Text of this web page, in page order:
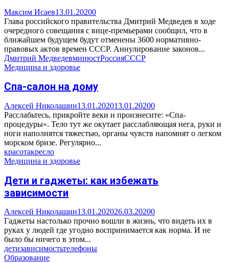
Максим Исаев13.01.20200
Глава российского правительства Дмитрий Медведев в ходе
очередного совещания с вице-премьерами сообщил, что в
ближайшем будущем будут отменены 3600 нормативно-
правовых актов времен СССР. Аннулирование законов...
Дмитрий МедведевминюстРоссияСССР
Медицина и здоровье
Спа-салон на дому
Алексей Николашин13.01.202013.01.20200
Расслабьтесь, прикройте веки и произнесите: «Спа-
процедуры». Тело тут же окутает расслабляющая нега, руки и
ноги наполнятся тяжестью, органы чувств напомнят о легком
морском бризе. Регулярно...
красотакресло
Медицина и здоровье
Дети и гаджеты: как избежать
зависимости
Алексей Николашин13.01.202026.03.20200
Гаджеты настолько прочно вошли в жизнь, что видеть их в
руках у людей где угодно воспринимается как норма. И не
было бы ничего в этом...
детизависимостьтелефоны
Образование